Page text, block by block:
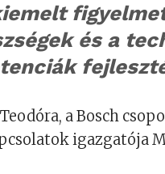
és a
a Bosch
igazgatója